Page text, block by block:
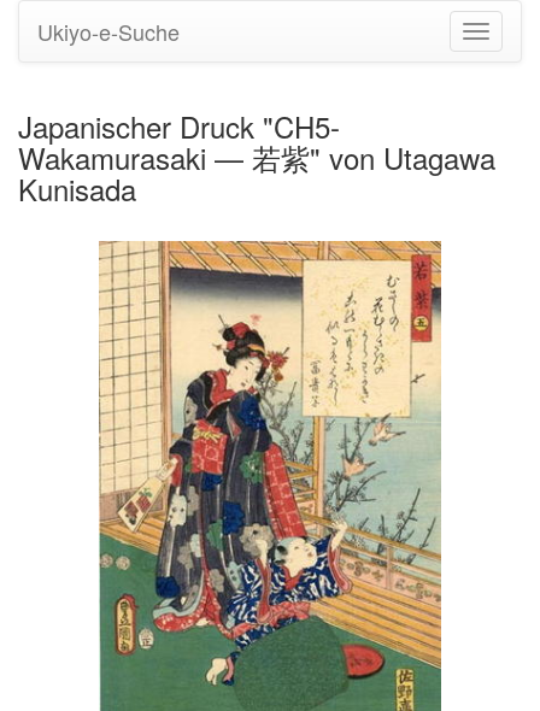
Ukiyo-e-Suche
Japanischer Druck "CH5-
Wakamurasaki — 若紫" von Utagawa
Kunisada